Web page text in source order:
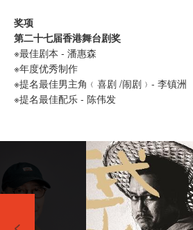
奖项
第二十七届香港舞台剧奖
※最佳剧本 - 潘惠森
※年度优秀制作
※提名最佳男主角﹙喜剧 /闹剧﹚- 李镇洲
※提名最佳配乐 - 陈伟发